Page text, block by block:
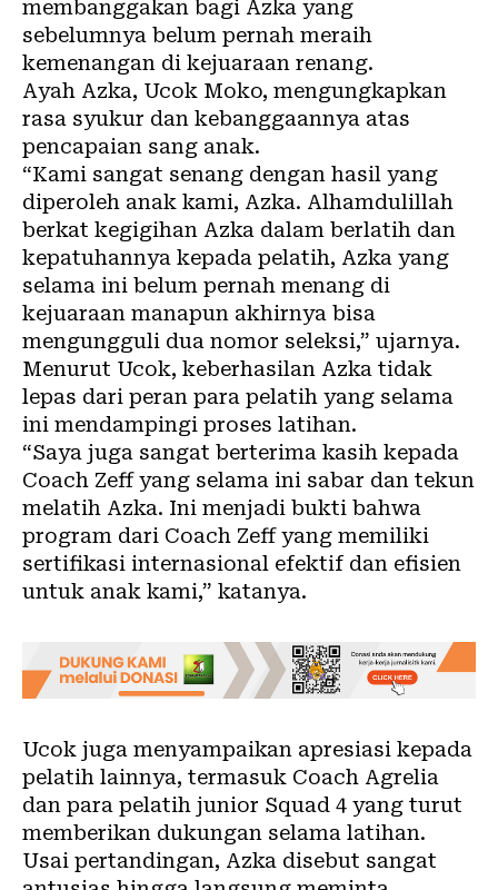
membanggakan bagi Azka yang
sebelumnya belum pernah meraih
kemenangan di kejuaraan renang.
Ayah Azka, Ucok Moko, mengungkapkan
rasa syukur dan kebanggaannya atas
pencapaian sang anak.
“Kami sangat senang dengan hasil yang
diperoleh anak kami, Azka. Alhamdulillah
berkat kegigihan Azka dalam berlatih dan
kepatuhannya kepada pelatih, Azka yang
selama ini belum pernah menang di
kejuaraan manapun akhirnya bisa
mengungguli dua nomor seleksi,” ujarnya.
Menurut Ucok, keberhasilan Azka tidak
lepas dari peran para pelatih yang selama
ini mendampingi proses latihan.
“Saya juga sangat berterima kasih kepada
Coach Zeff yang selama ini sabar dan tekun
melatih Azka. Ini menjadi bukti bahwa
program dari Coach Zeff yang memiliki
sertifikasi internasional efektif dan efisien
untuk anak kami,” katanya.
Ucok juga menyampaikan apresiasi kepada
pelatih lainnya, termasuk Coach Agrelia
dan para pelatih junior Squad 4 yang turut
memberikan dukungan selama latihan.
Usai pertandingan, Azka disebut sangat